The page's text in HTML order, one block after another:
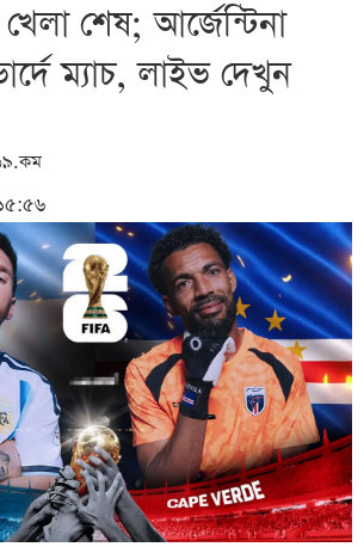
শেষ; আর্জেন্টিনা
ম্যাচ, লাইভ দেখুন